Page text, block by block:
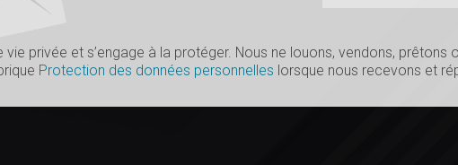
vie privée et s’engage à la protéger. Nous ne louons, vendons,
Protection des données personnelles lorsque nous recevons et